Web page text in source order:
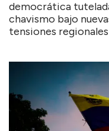
democrática
chavismo bajo
tensiones